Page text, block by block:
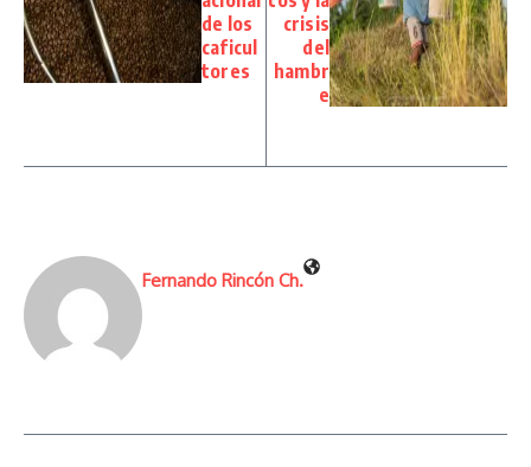
de los
caficul
tores
crisis
del
hambr
e
Fernando Rincón Ch.